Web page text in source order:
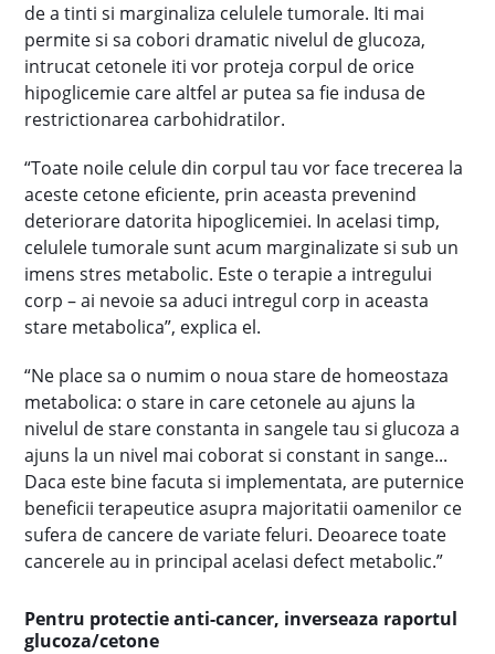
de a tinti si marginaliza celulele tumorale. Iti mai
permite si sa cobori dramatic nivelul de glucoza,
intrucat cetonele iti vor proteja corpul de orice
hipoglicemie care altfel ar putea sa fie indusa de
restrictionarea carbohidratilor.
“Toate noile celule din corpul tau vor face trecerea la
aceste cetone eficiente, prin aceasta prevenind
deteriorare datorita hipoglicemiei. In acelasi timp,
celulele tumorale sunt acum marginalizate si sub un
imens stres metabolic. Este o terapie a intregului
corp – ai nevoie sa aduci intregul corp in aceasta
stare metabolica”, explica el.
“Ne place sa o numim o noua stare de homeostaza
metabolica: o stare in care cetonele au ajuns la
nivelul de stare constanta in sangele tau si glucoza a
ajuns la un nivel mai coborat si constant in sange...
Daca este bine facuta si implementata, are puternice
beneficii terapeutice asupra majoritatii oamenilor ce
sufera de cancere de variate feluri. Deoarece toate
cancerele au in principal acelasi defect metabolic.”
Pentru protectie anti-cancer, inverseaza raportul
glucoza/cetone